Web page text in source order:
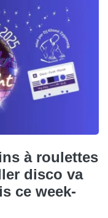
à roulettes
disco va
ce week-